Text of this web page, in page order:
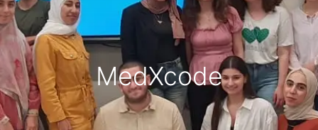
MedXcode